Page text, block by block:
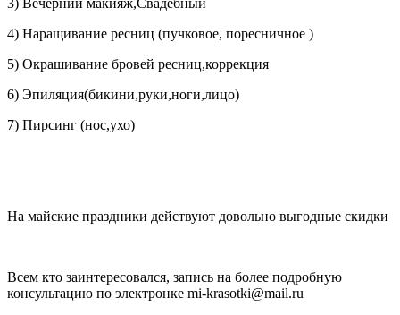
3) Вечерний макияж,Свадебный
4) Наращивание ресниц (пучковое, поресничное )
5) Окрашивание бровей ресниц,коррекция
6) Эпиляция(бикини,руки,ноги,лицо)
7) Пирсинг (нос,ухо)
На майские праздники действуют довольно выгодные скидки
Всем кто заинтересовался, запись на более подробную
консультацию по электронке mi-krasotki@mail.ru